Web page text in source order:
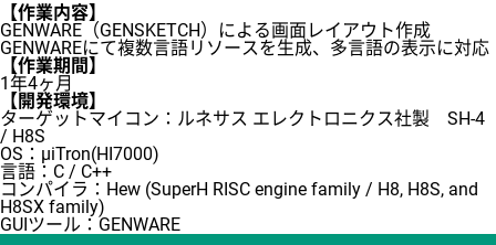
【作業内容】
GENWARE（GENSKETCH）による画面レイアウト作成
GENWAREにて複数言語リソースを生成、多言語の表示に対応
【作業期間】
1年4ヶ月
【開発環境】
ターゲットマイコン：ルネサス エレクトロニクス社製 SH-4
/ H8S
OS：μiTron(HI7000)
言語：C / C++
コンパイラ：Hew (SuperH RISC engine family / H8, H8S, and
H8SX family)
GUIツール：GENWARE